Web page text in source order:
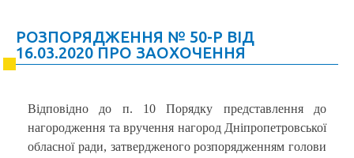
РОЗПОРЯДЖЕННЯ № 50-Р ВІД
16.03.2020 ПРО ЗАОХОЧЕННЯ
Відповідно до п. 10 Порядку представлення до
нагородження та вручення нагород Дніпропетровської
обласної ради, затвердженого розпорядженням голови